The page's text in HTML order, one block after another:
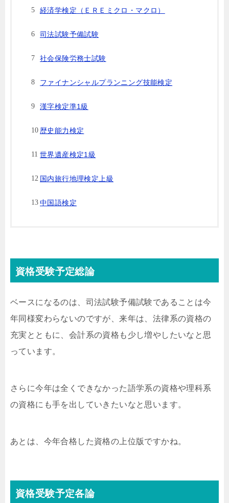
経済学検定（ＥＲＥミクロ・マクロ）
司法試験予備試験
社会保険労務士試験
ファイナンシャルプランニング技能検定
漢字検定準1級
歴史能力検定
世界遺産検定1級
国内旅行地理検定上級
中国語検定
資格受験予定総論
ベースになるのは、司法試験予備試験であることは今
年同様変わらないのですが、来年は、法律系の資格の
充実とともに、会計系の資格も少し増やしたいなと思
っています。
さらに今年は全くできなかった語学系の資格や理科系
の資格にも手を出していきたいなと思います。
あとは、今年合格した資格の上位版ですかね。
資格受験予定各論